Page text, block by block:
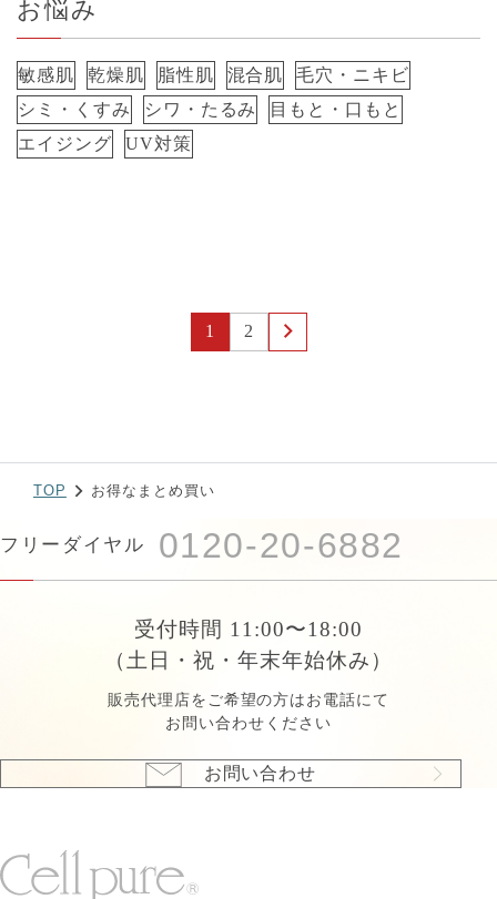
お悩み
敏感肌 乾燥肌 脂性肌 混合肌
毛穴・ニキビ
シミ・くすみ
シワ・たるみ
目もと・口もと
エイジング
UV対策
1 2
TOP お得なまとめ買い
フリーダイヤル 0120-20-6882
受付時間 11:00〜18:00
（土日・祝・年末年始休み）
販売代理店をご希望の方はお電話にて
お問い合わせください
お問い合わせ